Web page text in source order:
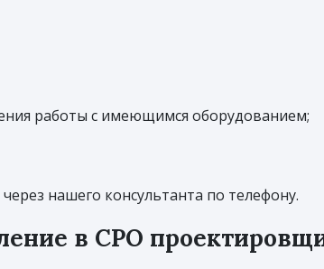
работы с имеющимся оборудованием;
нашего консультанта по телефону.
в СРО